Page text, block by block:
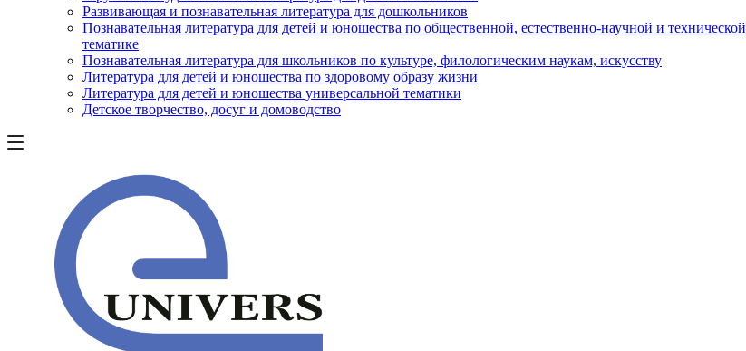
Развивающая и познавательная литература для дошкольников
Познавательная литература для детей и юношества по общественной, естественно-научной и технической
тематике
Познавательная литература для школьников по культуре, филологическим наукам, искусству
Литература для детей и юношества по здоровому образу жизни
Литература для детей и юношества универсальной тематики
Детское творчество, досуг и домоводство